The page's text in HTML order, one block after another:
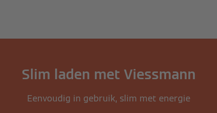
Slim laden met Viessmann
Eenvoudig in gebruik, slim met energie